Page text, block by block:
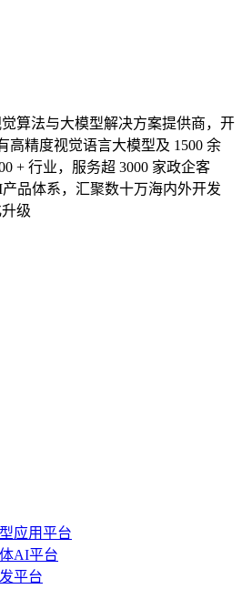
算法与大模型解决方案提供商，开
高精度视觉语言大模型及 1500 余
+ 行业，服务超 3000 家政企客
品体系，汇聚数十万海内外开发
级
应用平台
AI平台
平台